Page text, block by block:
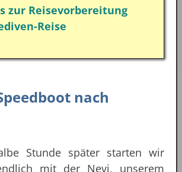
zur Reisevorbereitung
Reise
nach
Stunde später starten wir
mit der Nevi, unserem